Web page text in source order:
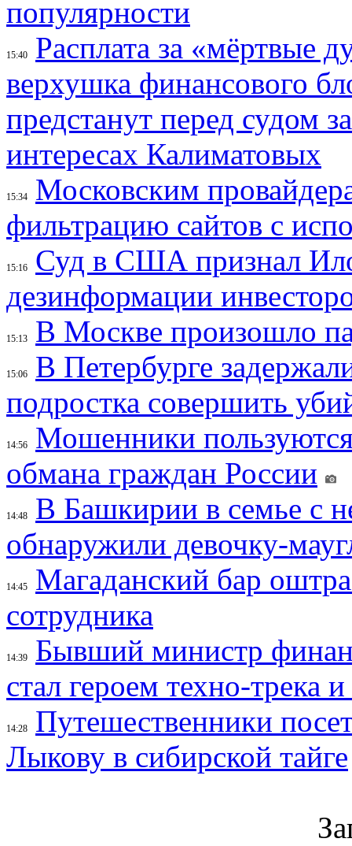
популярности
15:40
Расплата за «мёртвые
верхушка финансового
предстанут перед судом
интересах Калиматовых
15:34
Московским
фильтрацию сайтов с
15:16
Суд в США признал
дезинформации
15:13 В Москве произошло
15:06
В Петербурге
подростка совершить
14:56
Мошенники
обмана граждан России
14:48
В Башкирии в семье с
обнаружили девочку-
14:45
Магаданский бар
сотрудника
14:39
Бывший министр
стал героем техно-трека
14:28
Путешественники
Лыкову в сибирской тайге